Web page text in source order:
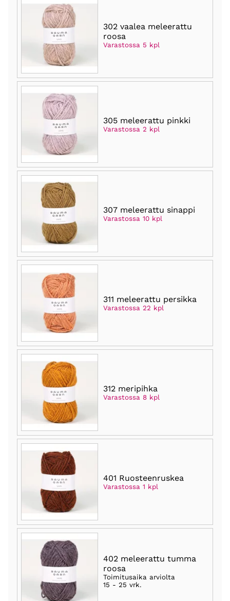
302 vaalea meleerattu
roosa
Varastossa 5 kpl
305 meleerattu pinkki
Varastossa 2 kpl
307 meleerattu sinappi
Varastossa 10 kpl
311 meleerattu persikka
Varastossa 22 kpl
312 meripihka
Varastossa 8 kpl
401 Ruosteenruskea
Varastossa 1 kpl
402 meleerattu tumma
roosa
Toimitusaika arviolta
15 - 25 vrk.